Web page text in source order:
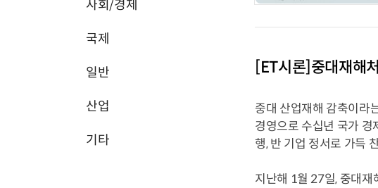
사회/경제
국제
일반
산업
기타
[ET시론]중대재해
중대 산업재해 감축이라
경영으로 수십년 국가 경
행, 반 기업 정서로 가득
지난해 1월 27일, 중대재